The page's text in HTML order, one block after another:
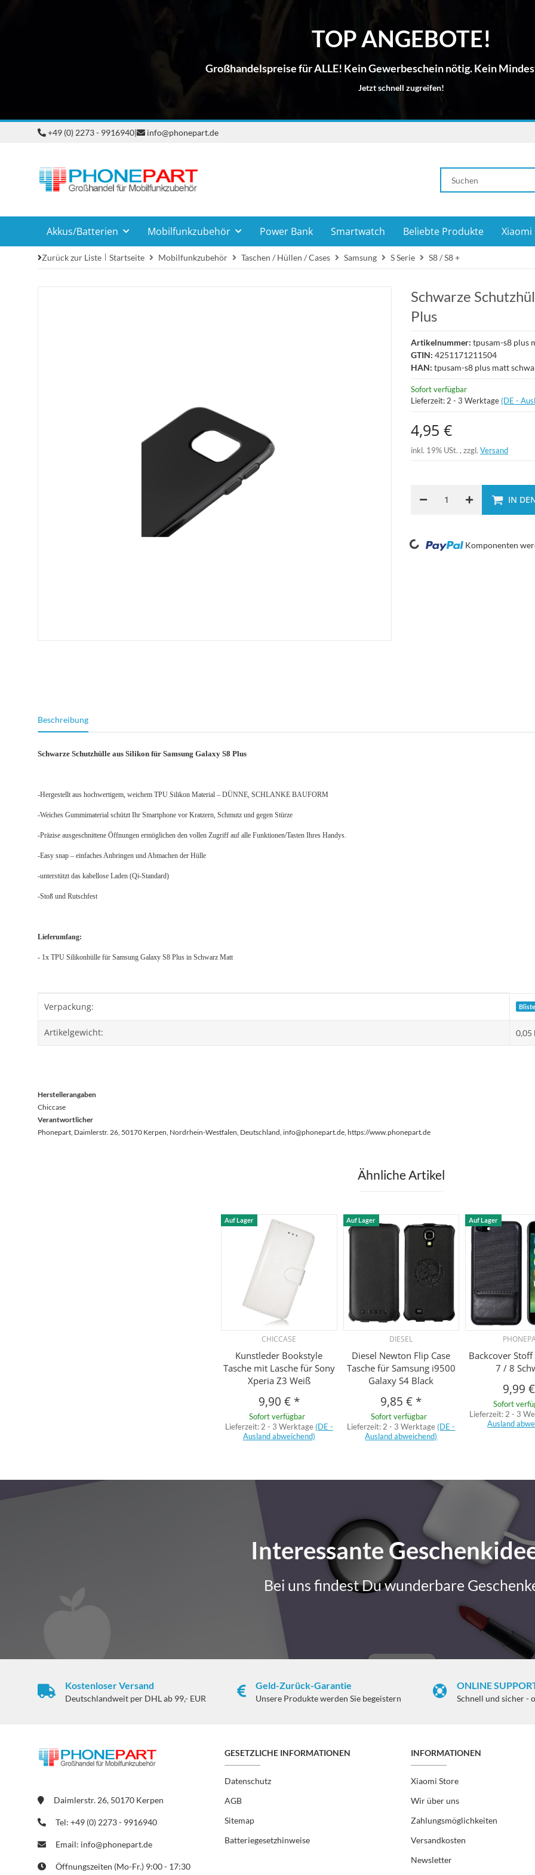
TOP ANGEBOTE!
Großhandelspreise für ALLE! Kein Gewerbeschein nötig. Kein
Jetzt schnell zugreifen!
+49 (0) 2273 - 9916940| info@phonepart.de
Akkus/Batterien Mobilfunkzubehör Power Bank Smartwatch Beliebte Produkte Xiaomi
Zurück zur Liste Startseite Mobilfunkzubehör Taschen / Hüllen / Cases Samsung S Serie S8 / S8 +
Schwarze
Plus
Artikelnummer: tpusam-s8 plus
GTIN: 4251171211504
HAN: tpusam-s8 plus matt
Sofort verfügbar
Lieferzeit: 2 - 3 Werktage (DE -
4,95 €
inkl. 19% USt. , zzgl. Versand
IN
Loading... Komponenten
Beschreibung
Schwarze Schutzhülle aus Silikon für Samsung Galaxy S8 Plus
-Hergestellt aus hochwertigem, weichem TPU Silikon Material – DÜNNE, SCHLANKE BAUFORM
-Weiches Gummimaterial schützt Ihr Smartphone vor Kratzern, Schmutz und gegen Stürze
-Präzise ausgeschnittene Öffnungen ermöglichen den vollen Zugriff auf alle Funktionen/Tasten Ihres Handys.
-Easy snap – einfaches Anbringen und Abmachen der Hülle
-unterstützt das kabellose Laden (Qi-Standard)
-Stoß und Rutschfest
Lieferumfang:
- 1x TPU Silikonhülle für Samsung Galaxy S8 Plus in Schwarz Matt
Produkteigenschaft
Wert
Verpackung:
Artikelgewicht: 0,05
Herstellerangaben
Chiccase
Verantwortlicher
Phonepart, Daimlerstr. 26, 50170 Kerpen, Nordrhein-Westfalen, Deutschland, info@phonepart.de, https://www.phonepart.de
Ähnliche Artikel
Auf Lager
CHICCASE
Kunstleder Bookstyle
Tasche mit Lasche für Sony
Xperia Z3 Weiß
9,90 € *
Sofort verfügbar
Lieferzeit: 2 - 3 Werktage (DE -
Ausland abweichend)
Auf Lager
DIESEL
Diesel Newton Flip Case
Tasche für Samsung i9500
Galaxy S4 Black
9,85 € *
Sofort verfügbar
Lieferzeit: 2 - 3 Werktage (DE -
Ausland abweichend)
Auf Lager
Backcover
7 / 8
9,99
Sofort
Lieferzeit: 2 - 3
Ausland
Interessante
Bei uns findest Du wunderbare
Kostenloser Versand
Deutschlandweit per DHL ab 99,- EUR
Geld-Zurück-Garantie
Unsere Produkte werden Sie begeistern
ONLINE
Schnell und sicher -
Daimlerstr. 26, 50170 Kerpen
Tel: +49 (0) 2273 - 9916940
Email: info@phonepart.de
Öffnungszeiten (Mo-Fr.) 9:00 - 17:30
GESETZLICHE INFORMATIONEN
Datenschutz
AGB
Sitemap
Batteriegesetzhinweise
INFORMATIONEN
Xiaomi Store
Wir über uns
Zahlungsmöglichkeiten
Versandkosten
Newsletter